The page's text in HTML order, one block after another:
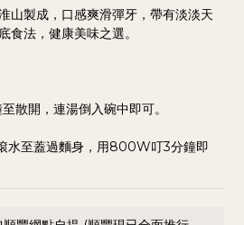
山製成，口感爽滑彈牙，帶有淡淡天
食法，健康美味之選。
散開，連湯倒入碗中即可。
水至蓋過麵身，用800W叮3分鐘即